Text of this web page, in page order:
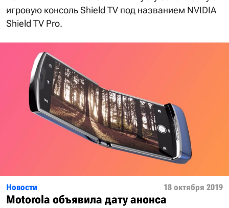
игровую консоль Shield TV под названием NVIDIA
Shield TV Pro.
Новости 18 октября 2019
Motorola объявила дату анонса